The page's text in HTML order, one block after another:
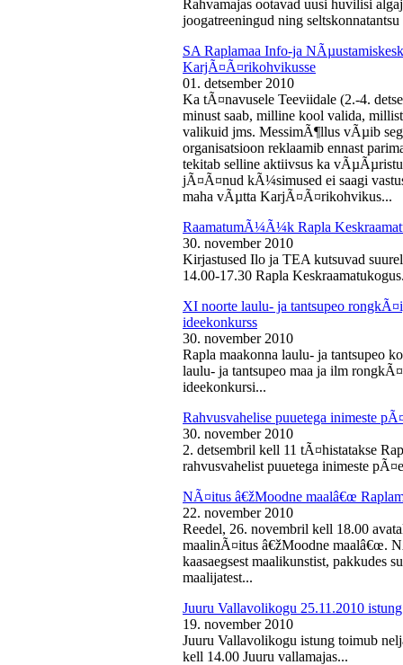
Rahvamajas ootavad uusi huvilisi
joogatreeningud ning seltskonnatantsu
SA Raplamaa Info-ja
KarjÃ¤Ã¤rikohvikusse
01. detsember 2010
Ka tÃ¤navusele Teeviidale (2.-4.
minust saab, milline kool valida,
valikuid jms. MessimÃ¶llus vÃµib
organisatsioon reklaamib ennast
tekitab selline aktiivsus ka
jÃ¤Ã¤nud kÃ¼simused ei saagi
maha vÃµtta KarjÃ¤Ã¤rikohvikus...
RaamatumÃ¼Ã¼k Rapla
30. november 2010
Kirjastused Ilo ja TEA kutsuvad
14.00-17.30 Rapla
XI noorte laulu- ja tantsupeo
ideekonkurss
30. november 2010
Rapla maakonna laulu- ja tantsupeo
laulu- ja tantsupeo maa ja ilm
ideekonkursi...
Rahvusvahelise puuetega inimeste
30. november 2010
2. detsembril kell 11 tÃ¤histatakse
rahvusvahelist puuetega inimeste
NÃ¤itus â€žMoodne maalâ€œ
22. november 2010
Reedel, 26. novembril kell 18.00
maalinÃ¤itus â€žMoodne maalâ€œ.
kaasaegsest maalikunstist, pakkudes
maalijatest...
Juuru Vallavolikogu 25.11.2010 istung
19. november 2010
Juuru Vallavolikogu istung toimub
kell 14.00 Juuru vallamajas...